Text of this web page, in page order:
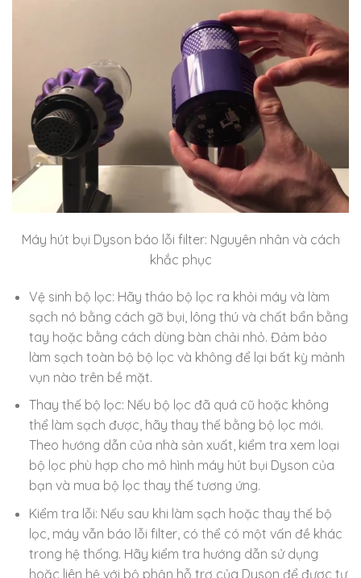
Máy hút bụi Dyson báo lỗi filter: Nguyên nhân và cách
khắc phục
Vệ sinh bộ lọc: Hãy tháo bộ lọc ra khỏi máy và làm
sạch nó bằng cách gỡ bụi, lông thú và chất bẩn bằng
tay hoặc bằng cách dùng bàn chải nhỏ. Đảm bảo
làm sạch toàn bộ bộ lọc và không để lại bất kỳ mảnh
vụn nào trên bề mặt.
Thay thế bộ lọc: Nếu bộ lọc đã quá cũ hoặc không
thể làm sạch được, hãy thay thế bằng bộ lọc mới.
Theo hướng dẫn của nhà sản xuất, kiểm tra xem loại
bộ lọc phù hợp cho mô hình máy hút bụi Dyson của
bạn và mua bộ lọc thay thế tương ứng.
Kiểm tra lỗi: Nếu sau khi làm sạch hoặc thay thế bộ
lọc, máy vẫn báo lỗi filter, có thể có một vấn đề khác
trong hệ thống. Hãy kiểm tra hướng dẫn sử dụng
hoặc liên hệ với bộ phận hỗ trợ của Dyson để được tư